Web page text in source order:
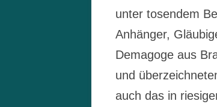
unter tosendem
Anhänger,
Demagoge aus
und
auch das in